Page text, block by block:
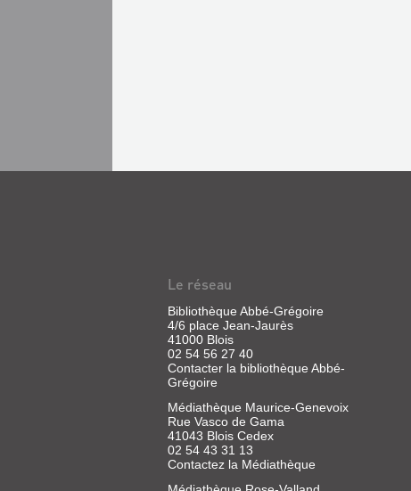
Le réseau
Bibliothèque Abbé-Grégoire
4/6 place Jean-Jaurès
41000 Blois
02 54 56 27 40
Contacter la bibliothèque Abbé-
Grégoire
Médiathèque Maurice-Genevoix
Rue Vasco de Gama
41043 Blois Cedex
02 54 43 31 13
Contactez la Médiathèque